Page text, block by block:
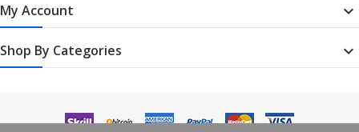
My Account 
Shop By Categories 